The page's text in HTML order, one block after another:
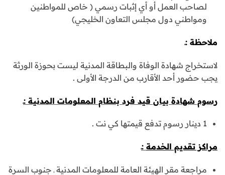
لصاحب العمل أو أي إثبات رسمي ( خاص للمواطنين
ومواطني دول مجلس التعاون الخليجي)
ملاحظة :ـ
لاستخراج شهادة الوفاة والبطاقة المدنية ليست بحوزة الورثة
يجب حضور أحد الأقارب من الدرجة الأولى .
رسوم شهادة بيان قيد فرد بنظام المعلومات المدنية :ـ
1 دينار رسوم تدفع قيمتها كي نت .
مراكز تقديم الخدمة :ـ
مراجعة مقر الهيئة العامة للمعلومات المدنية ـ جنوب السرة